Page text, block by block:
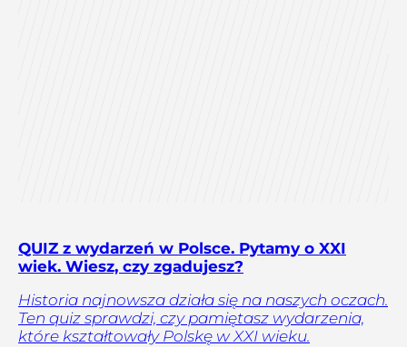
QUIZ z wydarzeń w Polsce. Pytamy o XXI
wiek. Wiesz, czy zgadujesz?
Historia najnowsza działa się na naszych oczach.
Ten quiz sprawdzi, czy pamiętasz wydarzenia,
które kształtowały Polskę w XXI wieku.